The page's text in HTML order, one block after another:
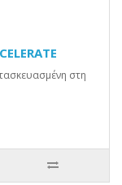
στη